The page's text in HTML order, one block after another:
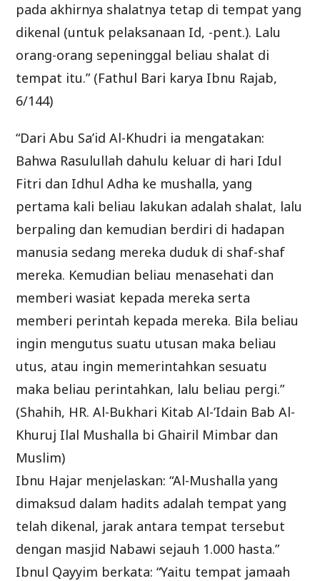
pada akhirnya shalatnya tetap di tempat yang
dikenal (untuk pelaksanaan Id, -pent.). Lalu
orang-orang sepeninggal beliau shalat di
tempat itu.” (Fathul Bari karya Ibnu Rajab,
6/144)
“Dari Abu Sa’id Al-Khudri ia mengatakan:
Bahwa Rasulullah dahulu keluar di hari Idul
Fitri dan Idhul Adha ke mushalla, yang
pertama kali beliau lakukan adalah shalat, lalu
berpaling dan kemudian berdiri di hadapan
manusia sedang mereka duduk di shaf-shaf
mereka. Kemudian beliau menasehati dan
memberi wasiat kepada mereka serta
memberi perintah kepada mereka. Bila beliau
ingin mengutus suatu utusan maka beliau
utus, atau ingin memerintahkan sesuatu
maka beliau perintahkan, lalu beliau pergi.”
(Shahih, HR. Al-Bukhari Kitab Al-’Idain Bab Al-
Khuruj Ilal Mushalla bi Ghairil Mimbar dan
Muslim)
Ibnu Hajar menjelaskan: “Al-Mushalla yang
dimaksud dalam hadits adalah tempat yang
telah dikenal, jarak antara tempat tersebut
dengan masjid Nabawi sejauh 1.000 hasta.”
Ibnul Qayyim berkata: “Yaitu tempat jamaah